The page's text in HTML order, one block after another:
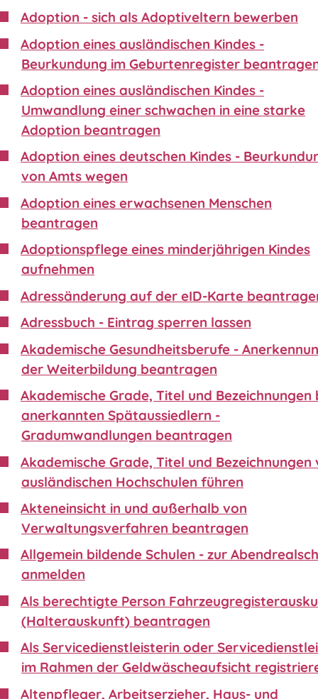
Adoption - sich als Adoptiveltern bewerben
Adoption eines ausländischen Kindes -
Beurkundung im Geburtenregister
Adoption eines ausländischen Kindes -
Umwandlung einer schwachen in eine starke
Adoption beantragen
Adoption eines deutschen Kindes -
von Amts wegen
Adoption eines erwachsenen Menschen
beantragen
Adoptionspflege eines minderjährigen Kindes
aufnehmen
Adressänderung auf der eID-Karte
Adressbuch - Eintrag sperren lassen
Akademische Gesundheitsberufe -
der Weiterbildung beantragen
Akademische Grade, Titel und Bezeichnungen
anerkannten Spätaussiedlern -
Gradumwandlungen beantragen
Akademische Grade, Titel und Bezeichnungen
ausländischen Hochschulen führen
Akteneinsicht in und außerhalb von
Verwaltungsverfahren beantragen
Allgemein bildende Schulen - zur
anmelden
Als berechtigte Person
(Halterauskunft) beantragen
Als Servicedienstleisterin oder
im Rahmen der Geldwäscheaufsicht
Altenpfleger, Arbeitserzieher, Haus- und